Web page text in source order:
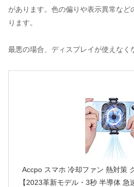
があります。色の偏りや表示異常など
ります。
最悪の場合、ディスプレイが使えなく
Accpo スマホ 冷却ファン 熱対策
【2023革新モデル・3秒 半導体